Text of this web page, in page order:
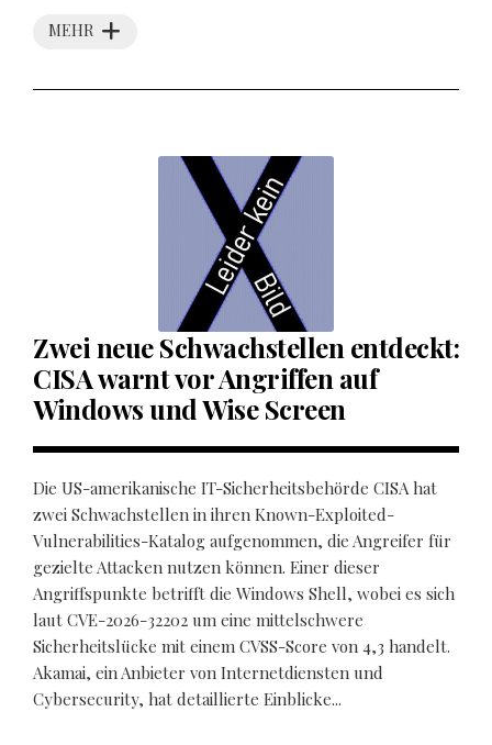
MEHR
Zwei neue Schwachstellen entdeckt:
CISA warnt vor Angriffen auf
Windows und Wise Screen
Die US-amerikanische IT-Sicherheitsbehörde CISA hat
zwei Schwachstellen in ihren Known-Exploited-
Vulnerabilities-Katalog aufgenommen, die Angreifer für
gezielte Attacken nutzen können. Einer dieser
Angriffspunkte betrifft die Windows Shell, wobei es sich
laut CVE-2026-32202 um eine mittelschwere
Sicherheitslücke mit einem CVSS-Score von 4,3 handelt.
Akamai, ein Anbieter von Internetdiensten und
Cybersecurity, hat detaillierte Einblicke...